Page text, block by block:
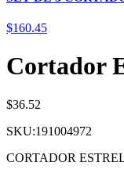
$160.45
Cortador
$36.52
SKU:191004972
CORTADOR